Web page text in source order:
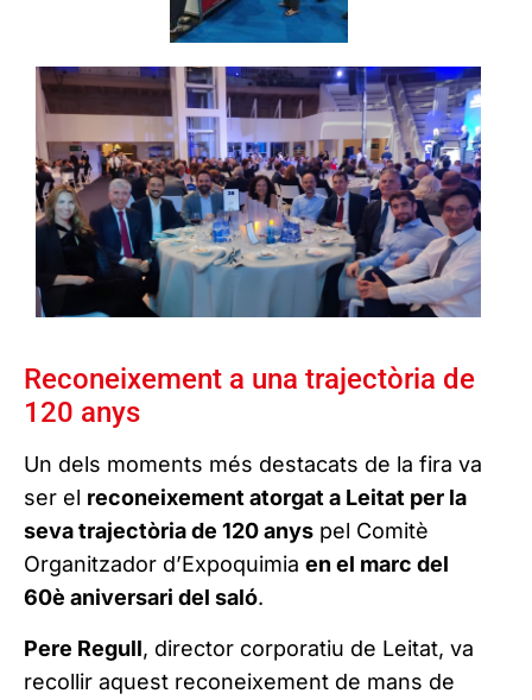
Reconeixement a una trajectòria de
120 anys
Un dels moments més destacats de la fira va
ser el reconeixement atorgat a Leitat per la
seva trajectòria de 120 anys pel Comitè
Organitzador d’Expoquimia en el marc del
60è aniversari del saló.
Pere Regull, director corporatiu de Leitat, va
recollir aquest reconeixement de mans de